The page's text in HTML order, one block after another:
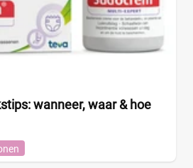
wanneer, waar & hoe